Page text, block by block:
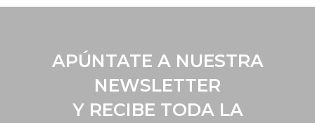
APÚNTATE A NUESTRA
NEWSLETTER
Y RECIBE TODA LA